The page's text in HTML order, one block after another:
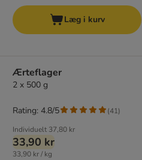
Læg i kurv
Ærteflager
2 x 500 g
Individuelt 37,80 kr
33,90 kr
33,90 kr / kg
Rating: 4.8/5 (41)